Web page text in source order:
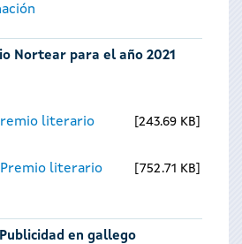
Nortear para el año 2021
literario
243.69 KB
Premio literario
752.71 KB
en gallego